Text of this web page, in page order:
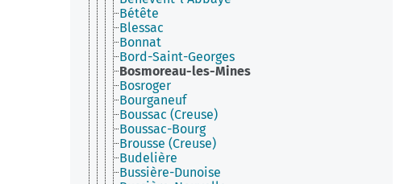
Bétête
Blessac
Bonnat
Bord-Saint-Georges
Bosmoreau-les-Mines
Bosroger
Bourganeuf
Boussac (Creuse)
Boussac-Bourg
Brousse (Creuse)
Budelière
Bussière-Dunoise